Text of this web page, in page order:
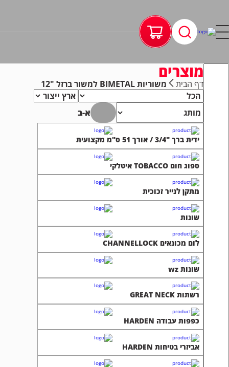
מוצרים
דף הבית משוריות BIMETAL למשור ברזל "12
א-ב
ידית ברך "3/4 / אורך 51 ס"מ מקצועית
ספוג חום TOBACCO איטלקי
מתקן לנייר זכוכית
שונות
לום מכונאים CHANNELLOCK
שונות wz
רשתות GREAT NECK
כפפות עבודה HARDEN
אביזרי בטיחות HARDEN